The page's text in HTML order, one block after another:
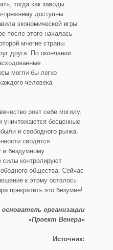
тогда как заводы
прежнему доступны.
экономической игры
после этого началась
многие страны
друга. По окончании
могли бы легко
человека
роет себе могилу.
уничтожаются бесценные
и свободного рынка.
сводятся
и бездумному
силы контролируют
общества. Сейчас
к этому осталось
прекратить это безумие!
организации
«Проект Венера»
Источник: